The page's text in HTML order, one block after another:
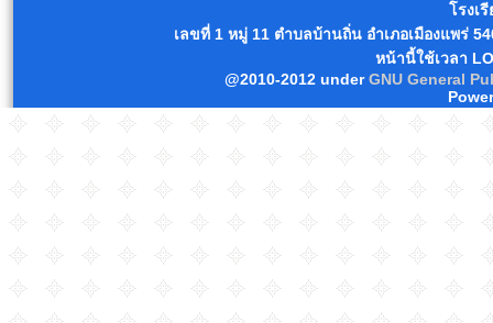
โรงเ
เลขที่ 1 หมู่ 11 ตำบลบ้านถิ่น อำเภอเมืองแพร่
หน้านี้ใช้เวลา
@2010-2012 underGNU General